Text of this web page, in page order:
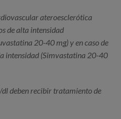
ateroesclerótica
de alta intensidad
20-40 mg) y en caso de
intensidad (Simvastatina 20-40
deben recibir tratamiento de